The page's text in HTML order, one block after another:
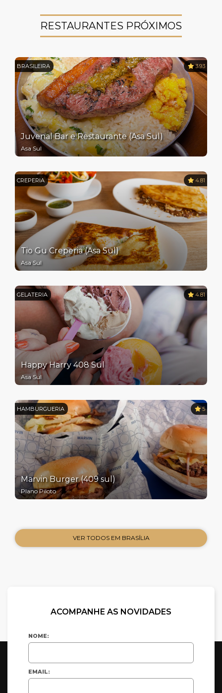
RESTAURANTES PRÓXIMOS
BRASILEIRA 3.93
Juvenal Bar e Restaurante (Asa Sul)
Asa Sul
CREPERIA 4.81
Tio Gu Creperia (Asa Sul)
Asa Sul
GELATERIA 4.81
Happy Harry 408 Sul
Asa Sul
HAMBURGUERIA 5
Marvin Burger (409 sul)
Plano Piloto
VER TODOS EM BRASÍLIA
ACOMPANHE AS NOVIDADES
NOME:
EMAIL: